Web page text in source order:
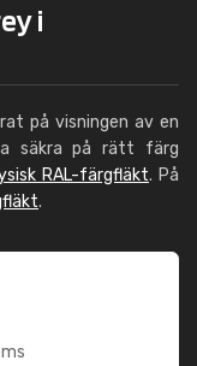
i
på visningen av en
säkra på rätt färg
RAL-färgfläkt. På
.